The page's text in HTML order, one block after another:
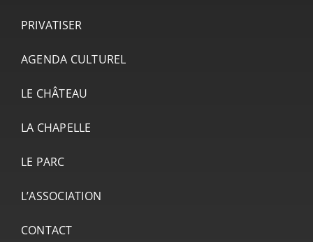
PRIVATISER
AGENDA CULTUREL
LE CHÂTEAU
LA CHAPELLE
LE PARC
L’ASSOCIATION
CONTACT